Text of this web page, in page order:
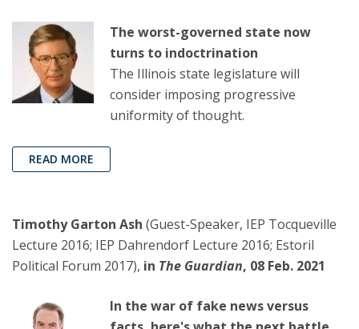
The worst-governed state now
turns to indoctrination
The Illinois state legislature will
consider imposing progressive
uniformity of thought.
READ MORE
Timothy Garton Ash (Guest-Speaker, IEP Tocqueville
Lecture 2016; IEP Dahrendorf Lecture 2016; Estoril
Political Forum 2017), in The Guardian, 08 Feb. 2021
In the war of fake news versus